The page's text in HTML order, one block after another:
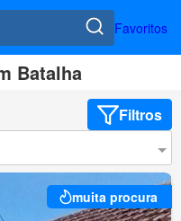
Favoritos
Batalha
Filtros
muita procura